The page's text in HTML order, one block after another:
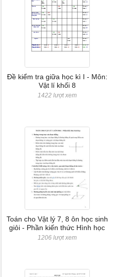
Đề kiểm tra giữa học kì I - Môn:
Vật lí khối 8
1422 lượt xem
Toán cho Vật lý 7, 8 ôn học sinh
giỏi - Phần kiến thức Hình học
1206 lượt xem